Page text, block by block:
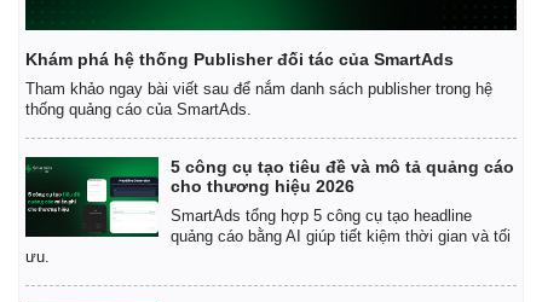
Kinh tế
Thị trường
Khám phá hệ thống Publisher đối tác của SmartAds
Tham khảo ngay bài viết sau để nắm danh sách publisher trong hệ
thống quảng cáo của SmartAds.
5 công cụ tạo tiêu đề và mô tả quảng cáo
cho thương hiệu 2026
SmartAds tổng hợp 5 công cụ tạo headline
quảng cáo bằng AI giúp tiết kiệm thời gian và tối
ưu.